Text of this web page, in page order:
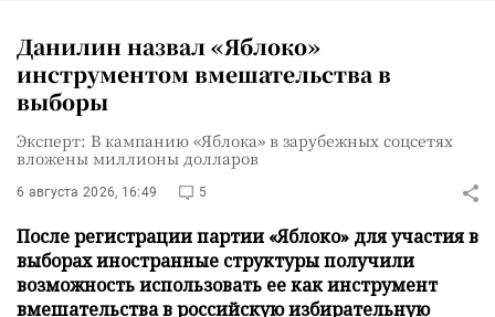
Данилин назвал «Яблоко»
инструментом вмешательства в
выборы
Эксперт: В кампанию «Яблока» в зарубежных соцсетях
вложены миллионы долларов
6 августа 2026, 16:49 5
После регистрации партии «Яблоко» для участия в
выборах иностранные структуры получили
возможность использовать ее как инструмент
вмешательства в российскую избирательную